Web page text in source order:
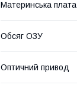
Материнська плата
Обсяг ОЗУ
Оптичний привод